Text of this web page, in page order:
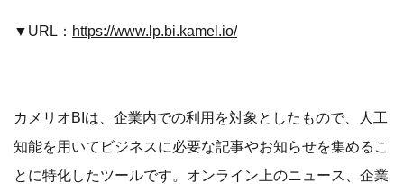
▼URL： https://www.lp.bi.kamel.io/
カメリオBIは、企業内での利用を対象としたもので、人工
知能を用いてビジネスに必要な記事やお知らせを集めるこ
とに特化したツールです。オンライン上の​ニュース、企業